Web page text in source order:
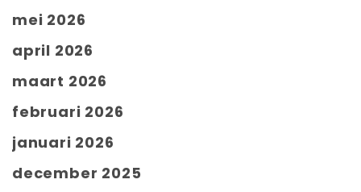
mei 2026
april 2026
maart 2026
februari 2026
januari 2026
december 2025